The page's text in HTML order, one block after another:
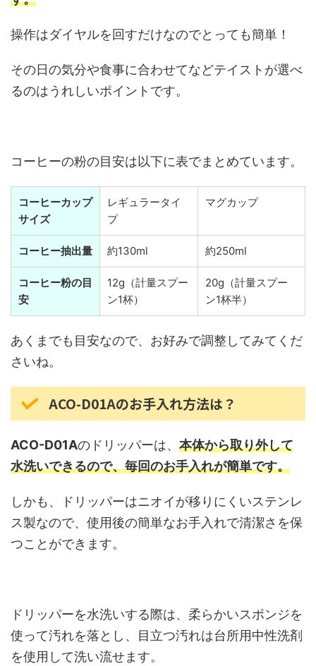
操作はダイヤルを回すだけなのでとっても簡単！
その日の気分や食事に合わせてなどテイストが選べ
るのはうれしいポイントです。
コーヒーの粉の目安は以下に表でまとめています。
コーヒーカップ
サイズ
レギュラータイ
プ
マグカップ
コーヒー抽出量 約130ml 約250ml
コーヒー粉の目
安
12g（計量スプー
ン1杯）
20g（計量スプー
ン1杯半）
あくまでも目安なので、お好みで調整してみてくだ
さいね。
ACO-D01Aのお手入れ方法は？
ACO-D01Aのドリッパーは、 本体から取り外して
水洗いできるので、毎回のお手入れが簡単です。
しかも、ドリッパーはニオイが移りにくいステンレ
ス製なので、使用後の簡単なお手入れで清潔さを保
つことができます。
ドリッパーを水洗いする際は、柔らかいスポンジを
使って汚れを落とし、目立つ汚れは台所用中性洗剤
を使用して洗い流せます。